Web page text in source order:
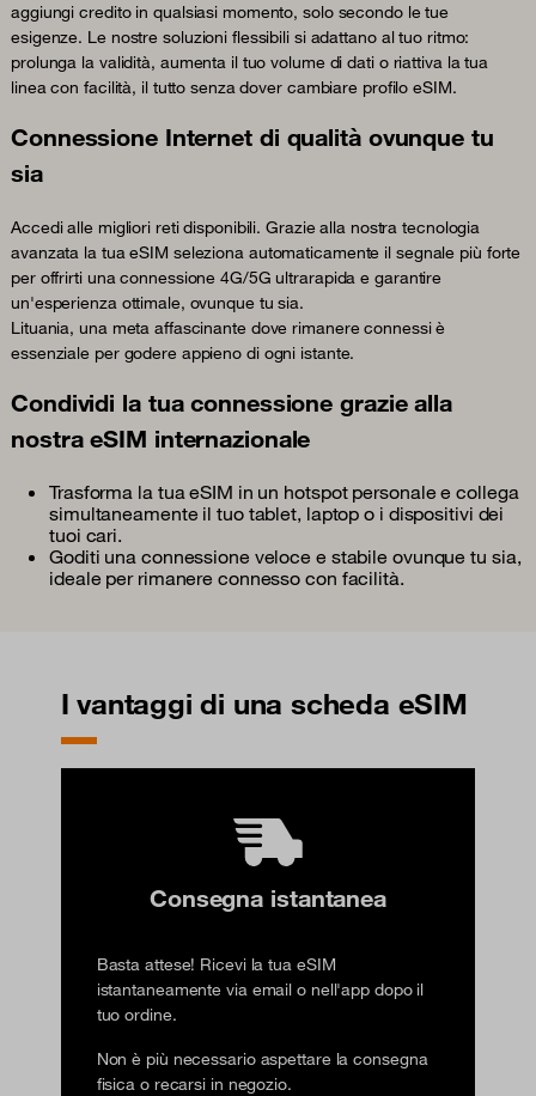
aggiungi credito in qualsiasi momento, solo secondo le tue
esigenze. Le nostre soluzioni flessibili si adattano al tuo ritmo:
prolunga la validità, aumenta il tuo volume di dati o riattiva la tua
linea con facilità, il tutto senza dover cambiare profilo eSIM.
Connessione Internet di qualità ovunque tu
sia
Accedi alle migliori reti disponibili. Grazie alla nostra tecnologia
avanzata la tua eSIM seleziona automaticamente il segnale più forte
per offrirti una connessione 4G/5G ultrarapida e garantire
un'esperienza ottimale, ovunque tu sia.
Lituania, una meta affascinante dove rimanere connessi è
essenziale per godere appieno di ogni istante.
Condividi la tua connessione grazie alla
nostra eSIM internazionale
Trasforma la tua eSIM in un hotspot personale e collega
simultaneamente il tuo tablet, laptop o i dispositivi dei
tuoi cari.
Goditi una connessione veloce e stabile ovunque tu sia,
ideale per rimanere connesso con facilità.
I vantaggi di una scheda eSIM
Consegna istantanea
Basta attese! Ricevi la tua eSIM
istantaneamente via email o nell'app dopo il
tuo ordine.
Non è più necessario aspettare la consegna
fisica o recarsi in negozio.